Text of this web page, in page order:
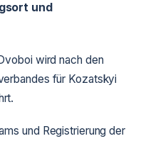
und
wird nach den
für Kozatskyi
und Registrierung der